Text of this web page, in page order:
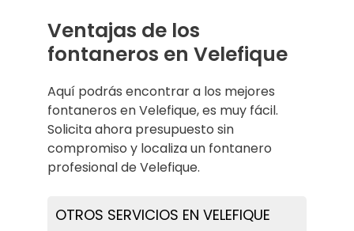
Ventajas de los
fontaneros en Velefique
Aquí podrás encontrar a los mejores
fontaneros en Velefique, es muy fácil.
Solicita ahora presupuesto sin
compromiso y localiza un fontanero
profesional de Velefique.
OTROS SERVICIOS EN VELEFIQUE